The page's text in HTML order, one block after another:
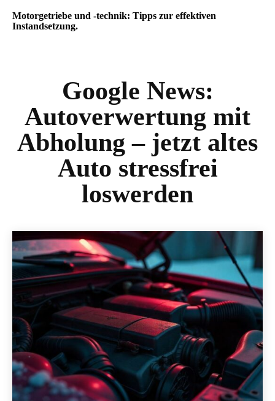
Motorgetriebe und -technik: Tipps zur effektiven
Instandsetzung.
Google News:
Autoverwertung mit
Abholung – jetzt altes
Auto stressfrei
loswerden